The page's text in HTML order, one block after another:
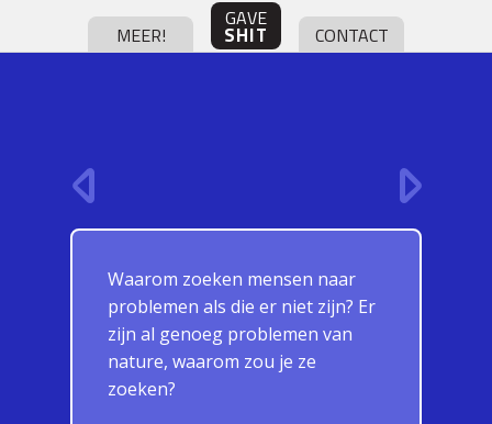
MEER!
GAVE
SHIT CONTACT
Waarom zoeken mensen naar
problemen als die er niet zijn? Er
zijn al genoeg problemen van
nature, waarom zou je ze
zoeken?